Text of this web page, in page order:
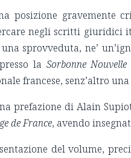
posizione gravemente
negli scritti giuridici
una sprovveduta, ne’
la Sorbonne
francese, senz’altro una
prefazione di Alain
de France, avendo
del volume,